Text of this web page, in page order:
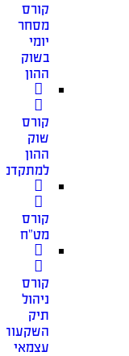
קורס
מסחר
יומי
בשוק
ההון
קורס
שוק
ההון
קורס
מט”ח
קורס
ניהול
תיק
השקעות
עצמאי